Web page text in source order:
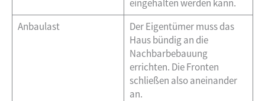
eingehalten werden kann.
Anbaulast
Der Eigentümer muss das
Haus bündig an die
Nachbarbebauung
errichten. Die Fronten
schließen also aneinander
an.